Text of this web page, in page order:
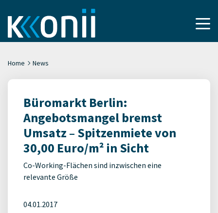
Home News
Büromarkt Berlin:
Angebotsmangel bremst
Umsatz – Spitzenmiete von
30,00 Euro/m² in Sicht
Co-Working-Flächen sind inzwischen eine
relevante Größe
04.01.2017